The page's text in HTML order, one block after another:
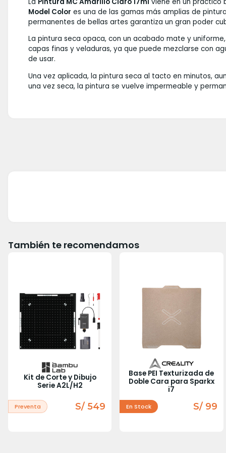
Model Color es una de las gamas más amplias de
permanentes de bellas artes garantiza un gran poder
La pintura seca opaca, con un acabado mate y
capas finas y veladuras, ya que puede mezclarse con
de usar.
Una vez aplicada, la pintura seca al tacto en minutos,
una vez seca, la pintura se vuelve impermeable y
También te recomendamos
Kit de Corte y Dibujo
Serie A2L/H2
Preventa S/ 549
Base PEI Texturizada de
Doble Cara para Sparkx
i7
En Stock S/ 99